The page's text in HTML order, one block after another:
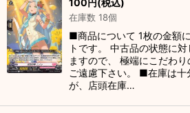
100円(税込)
在庫数 18個
■商品について 1枚の金額
トです。 中古品の状態に
ますので、 極端にこだわ
ご遠慮下さい。 ■在庫は十
が、店頭在庫…